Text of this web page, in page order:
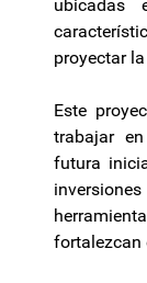
ubicadas
proyectar
Este
trabajar
futura
fortalezcan